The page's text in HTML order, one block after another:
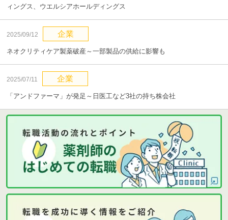
ィングス、ウエルシアホールディングス
2025/09/12 企業
ネオクリティケア製薬破産～一部製品の供給に影響も
2025/07/11 企業
「アンドファーマ」が発足～日医工など3社の持ち株会社